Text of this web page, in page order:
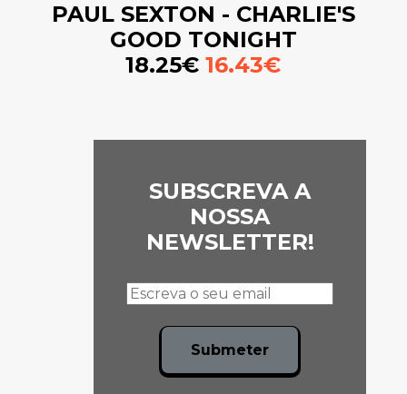
PAUL SEXTON - CHARLIE'S
GOOD TONIGHT
18.25€ 16.43€
SUBSCREVA A
NOSSA
NEWSLETTER!
Submeter